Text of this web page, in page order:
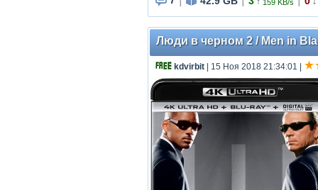
159 KB/s
Люди в черном 2 / Men in
kdvirbit | 15 Ноя 2018 21:34:01